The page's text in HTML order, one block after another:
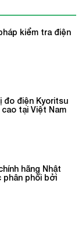
kiểm tra điện
đo điện Kyoritsu
tại Việt Nam
hãng Nhật
phân phối bởi